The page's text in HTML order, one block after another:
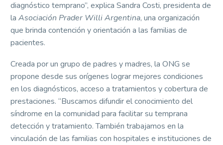
diagnóstico temprano”, explica Sandra Costi, presidenta de
la Asociación Prader Willi Argentina, una organización
que brinda contención y orientación a las familias de
pacientes.
Creada por un grupo de padres y madres, la ONG se
propone desde sus orígenes lograr mejores condiciones
en los diagnósticos, acceso a tratamientos y cobertura de
prestaciones. “Buscamos difundir el conocimiento del
síndrome en la comunidad para facilitar su temprana
detección y tratamiento. También trabajamos en la
vinculación de las familias con hospitales e instituciones de